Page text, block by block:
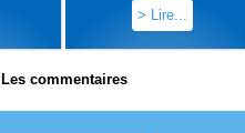
> Lire...
Les commentaires